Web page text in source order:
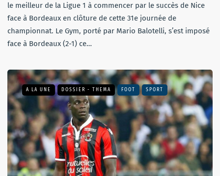
le meilleur de la Ligue 1 à commencer par le succès de Nice
face à Bordeaux en clôture de cette 31e journée de
championnat. Le Gym, porté par Mario Balotelli, s’est imposé
face à Bordeaux (2-1) ce…
A LA UNE DOSSIER - THEMA FOOT SPORT